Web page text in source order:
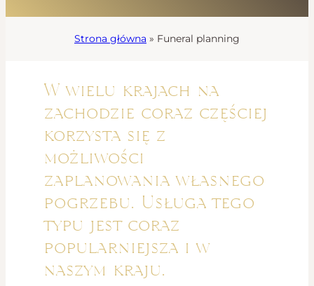
Strona główna » Funeral planning
W wielu krajach na
zachodzie coraz częściej
korzysta się z
możliwości
zaplanowania własnego
pogrzebu. Usługa tego
typu jest coraz
popularniejsza i w
naszym kraju.